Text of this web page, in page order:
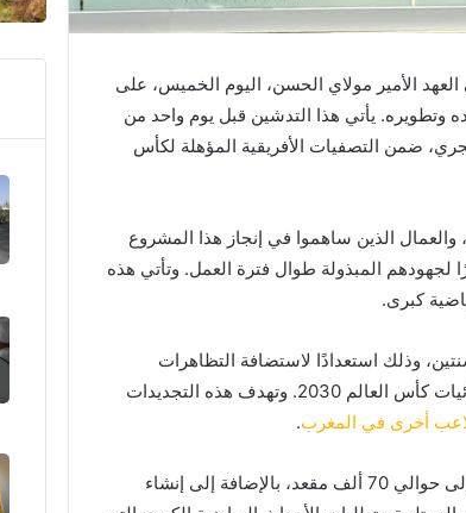
الأمير مولاي الحسن، اليوم الخميس، على
وتطويره. يأتي هذا التدشين قبل يوم واحد من
ضمن التصفيات الأفريقية المؤهلة لكأس
الذين ساهموا في إنجاز هذا المشروع
المبذولة طوال فترة العمل. وتأتي هذه
كبرى.
وذلك استعدادًا لاستضافة التظاهرات
الكروية الهامة القادمة في المملكة، مثل كأس أمم أفريقيا 2025 ونهائيات كأس العالم 2030. وتهدف هذه التجديدات
أخرى في المغرب.
تم خلال عملية التحديث، الرفع من الطاقة الاستيعابية للملعب لتصل إلى حوالي 70 ألف مقعد، بالإضافة إلى إنشاء